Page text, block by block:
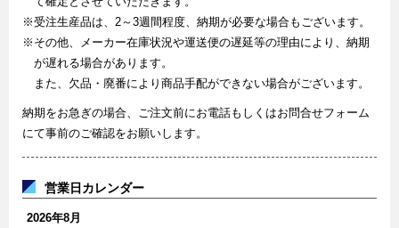
※受注生産品は、2～3週間程度、納期が必要な場合もございます。
※その他、メーカー在庫状況や運送便の遅延等の理由により、納期
が遅れる場合があります。
また、欠品・廃番により商品手配ができない場合がございます。
納期をお急ぎの場合、ご注文前にお電話もしくはお問合せフォーム
にて事前のご確認をお願いします。
営業日カレンダー
2026年8月